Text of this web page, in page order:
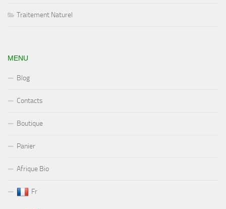
Traitement Naturel
MENU
Blog
Contacts
Boutique
Panier
Afrique Bio
Fr